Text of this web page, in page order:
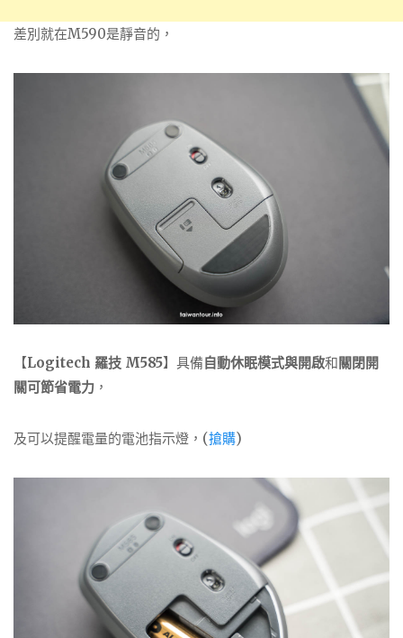
差別就在M590是靜音的，
【Logitech 羅技 M585】具備自動休眠模式與開啟和 關閉開
關可節省電力 ，
及可以提醒電量的電池指示燈，(搶購)